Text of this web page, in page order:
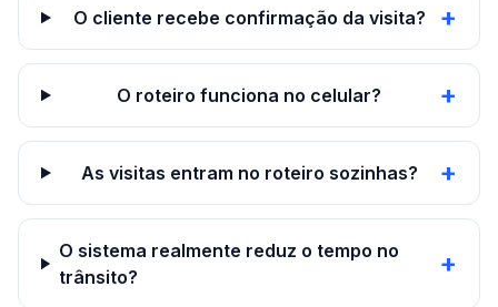
O cliente recebe confirmação da visita? +
O roteiro funciona no celular? +
As visitas entram no roteiro sozinhas? +
O sistema realmente reduz o tempo no
trânsito?
+